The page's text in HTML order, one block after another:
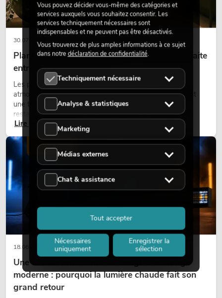
30.07.2026
Plantes artificielles ignifugées : l'alliance parfaite
entre sécurité et design
Les plantes donnent vie aux espaces. Elles créent une
atmosphère agréable, améliorent l’ambiance et apportent
une touche naturelle. Que ce soit dans les hôtels, les
restaurants, les centres commerciaux, les immeubles de
bureaux ou sur les stands d’exposition, une végétalisation de
qualité fait depuis longtemps partie intégrante des concepts
d’aménagement modernes.
Lire maintenant
18.06.2026
Une touche rétro dans un design d'éclairage
moderne : pourquoi la lumière chaude fait son
grand retour
ÉCLAIRAGE
Vous pouvez décider vous-même des catégories et
services auxquels vous souhaitez consentir. Les
services techniquement nécessaires sont
indispensables et ne peuvent pas être désactivés.
Vous trouverez de plus amples informations à ce sujet
dans notre déclaration de confidentialité.
Techniquement nécessaire
Analyse & statistiques
Marketing
Médias externes
Chat & assistance
Nécessaires
uniquement
Enregistrer la
sélection
Tout accepter